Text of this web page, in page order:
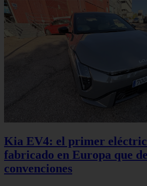
Kia EV4: el primer
fabricado en Europa que
convenciones